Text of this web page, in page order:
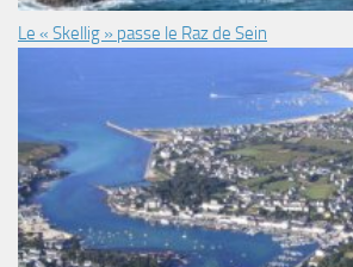
Le « Skellig » passe le Raz de Sein